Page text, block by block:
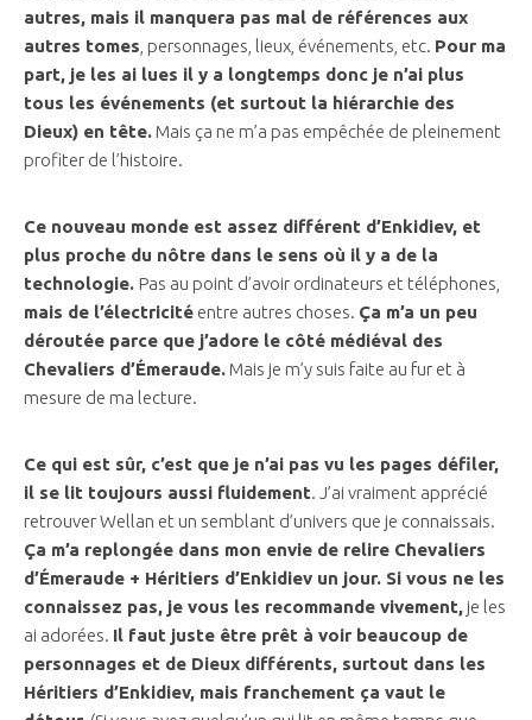
autres, mais il manquera pas mal de références aux
autres tomes , personnages, lieux, événements, etc. Pour ma
part, je les ai lues il y a longtemps donc je n’ai plus
tous les événements (et surtout la hiérarchie des
Dieux) en tête. Mais ça ne m’a pas empêchée de pleinement
profiter de l’histoire.
Ce nouveau monde est assez différent d’Enkidiev, et
plus proche du nôtre dans le sens où il y a de la
technologie. Pas au point d’avoir ordinateurs et téléphones,
mais de l’électricité entre autres choses. Ça m’a un peu
déroutée parce que j’adore le côté médiéval des
Chevaliers d’Émeraude. Mais je m’y suis faite au fur et à
mesure de ma lecture.
Ce qui est sûr, c’est que je n’ai pas vu les pages défiler,
il se lit toujours aussi fluidement. J’ai vraiment apprécié
retrouver Wellan et un semblant d’univers que je connaissais.
Ça m’a replongée dans mon envie de relire Chevaliers
d’Émeraude + Héritiers d’Enkidiev un jour. Si vous ne les
connaissez pas, je vous les recommande vivement, je les
ai adorées. Il faut juste être prêt à voir beaucoup de
personnages et de Dieux différents, surtout dans les
Héritiers d’Enkidiev, mais franchement ça vaut le